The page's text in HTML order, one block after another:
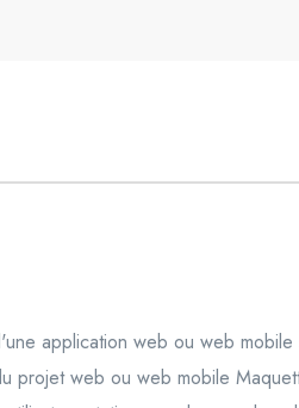
application web ou web mobile
projet web ou web mobile